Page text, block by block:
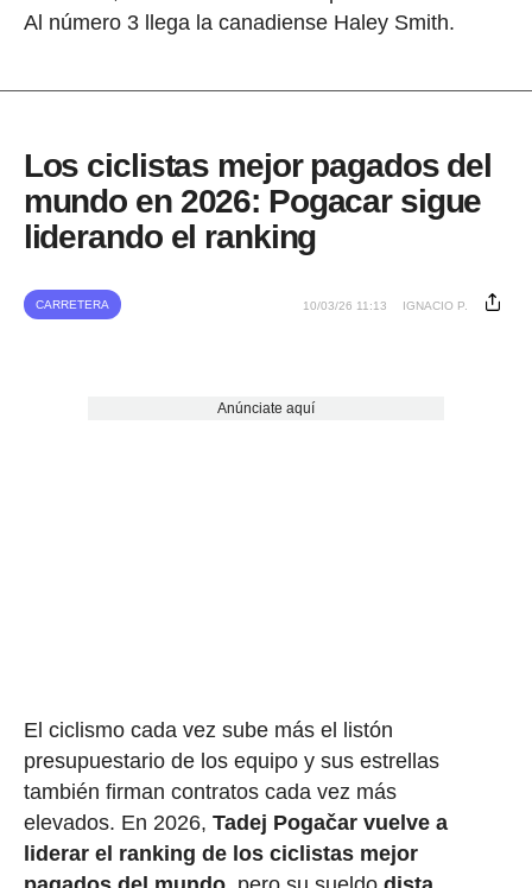
Al número 3 llega la canadiense Haley Smith.
Los ciclistas mejor pagados del
mundo en 2026: Pogacar sigue
liderando el ranking
CARRETERA 10/03/26 11:13 IGNACIO P.
Anúnciate aquí
El ciclismo cada vez sube más el listón
presupuestario de los equipo y sus estrellas
también firman contratos cada vez más
elevados. En 2026, Tadej Pogačar vuelve a
liderar el ranking de los ciclistas mejor